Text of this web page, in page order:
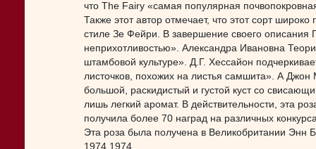
что The Fairy «самая популярная
Также этот автор отмечает, что этот сорт
стиле Зе Фейри. В завершение своего описания
неприхотливостью». Александра Ивановна
штамбовой культуре». Д.Г. Хессайон
листочков, похожих на листья самшита». А Джон
большой, раскидистый и густой куст со
лишь легкий аромат. В действительности, эта
получила более 70 наград на различных
Эта роза была получена в Великобритании Энн
1974 1974